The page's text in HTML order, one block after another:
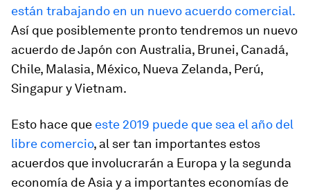
están trabajando en un nuevo acuerdo comercial.
Así que posiblemente pronto tendremos un nuevo
acuerdo de Japón con Australia, Brunei, Canadá,
Chile, Malasia, México, Nueva Zelanda, Perú,
Singapur y Vietnam.
Esto hace que este 2019 puede que sea el año del
libre comercio, al ser tan importantes estos
acuerdos que involucrarán a Europa y la segunda
economía de Asia y a importantes economías de